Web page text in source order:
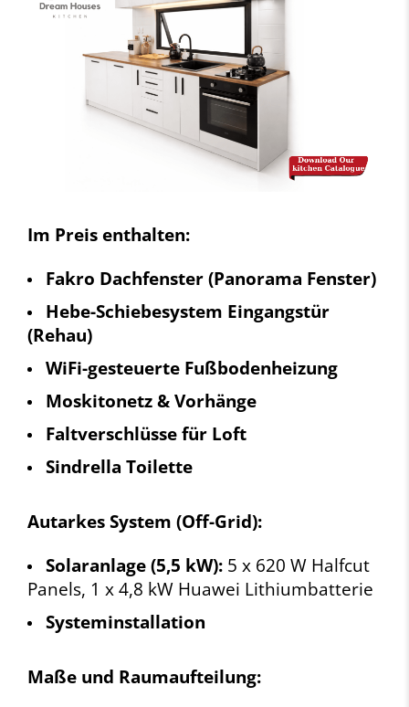
Im Preis enthalten:
Fakro Dachfenster (Panorama Fenster)
Hebe-Schiebesystem Eingangstür
(Rehau)
WiFi-gesteuerte Fußbodenheizung
Moskitonetz & Vorhänge
Faltverschlüsse für Loft
Sindrella Toilette
Autarkes System (Off-Grid):
Solaranlage (5,5 kW): 5 x 620 W Halfcut
Panels, 1 x 4,8 kW Huawei Lithiumbatterie
Systeminstallation
Maße und Raumaufteilung: